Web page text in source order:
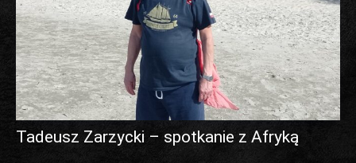
Tadeusz Zarzycki – spotkanie z Afryką